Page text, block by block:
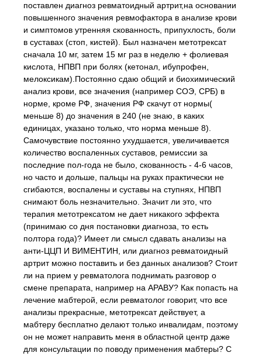
поставлен диагноз ревматоидный артрит,на основании
повышенного значения ревмофактора в анализе крови
и симптомов утренняя скованность, припухлость, боли
в суставах (стоп, кистей). Был назначен метотрексат
сначала 10 мг, затем 15 мг раз в неделю + фолиевая
кислота, НПВП при болях (кетонал, ибупрофен,
мелоксикам).Постоянно сдаю общий и биохимический
анализ крови, все значения (например СОЭ, СРБ) в
норме, кроме РФ, значения РФ скачут от нормы(
меньше 8) до значения в 240 (не знаю, в каких
единицах, указано только, что норма меньше 8).
Самочувствие постоянно ухудшается, увеличивается
количество воспаленных суставов, ремиссии за
последние пол-года не было, скованность - 4-6 часов,
но часто и дольше, пальцы на руках практически не
сгибаются, воспалены и суставы на ступнях, НПВП
снимают боль незначительно. Значит ли это, что
терапия метотрексатом не дает никакого эффекта
(принимаю со дня постановки диагноза, то есть
полтора года)? Имеет ли смысл сдавать анализы на
анти-ЦЦП И ВИМЕНТИН, или диагноз ревматоидный
артрит можно поставить и без данных анализов? Стоит
ли на прием у ревматолога поднимать разговор о
смене препарата, например на АРАВУ? Как попасть на
лечение мабтерой, если ревматолог говорит, что все
анализы прекрасные, метотрексат действует, а
мабтеру бесплатно делают только инвалидам, поэтому
он не может направить меня в областной центр даже
для консультации по поводу применения мабтеры? С